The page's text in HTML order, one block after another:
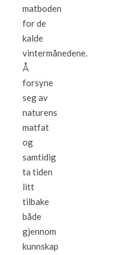
matboden
for de
kalde
vintermånedene.
Å
forsyne
seg av
naturens
matfat
og
samtidig
ta tiden
litt
tilbake
både
gjennom
kunnskap